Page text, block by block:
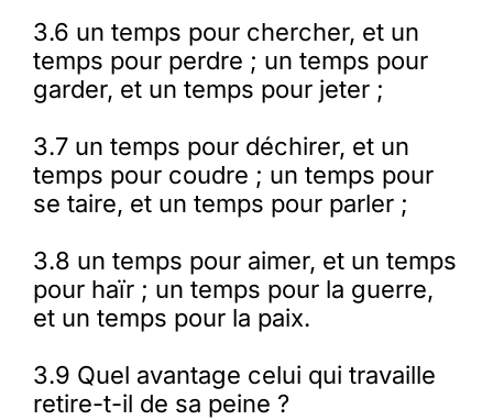
3.6 un temps pour chercher, et un
temps pour perdre ; un temps pour
garder, et un temps pour jeter ;
3.7 un temps pour déchirer, et un
temps pour coudre ; un temps pour
se taire, et un temps pour parler ;
3.8 un temps pour aimer, et un temps
pour haïr ; un temps pour la guerre,
et un temps pour la paix.
3.9 Quel avantage celui qui travaille
retire-t-il de sa peine ?